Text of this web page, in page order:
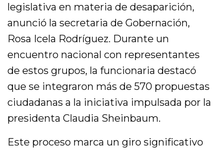
legislativa en materia de desaparición,
anunció la secretaria de Gobernación,
Rosa Icela Rodríguez. Durante un
encuentro nacional con representantes
de estos grupos, la funcionaria destacó
que se integraron más de 570 propuestas
ciudadanas a la iniciativa impulsada por la
presidenta Claudia Sheinbaum.
Este proceso marca un giro significativo